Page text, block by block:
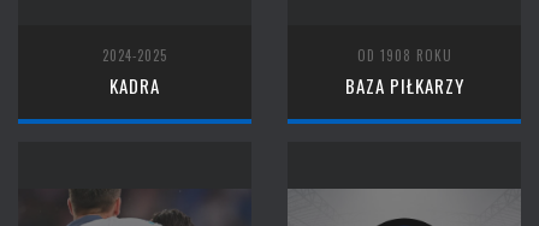
2024-2025
KADRA
OD 1908 ROKU
BAZA PIŁKARZY